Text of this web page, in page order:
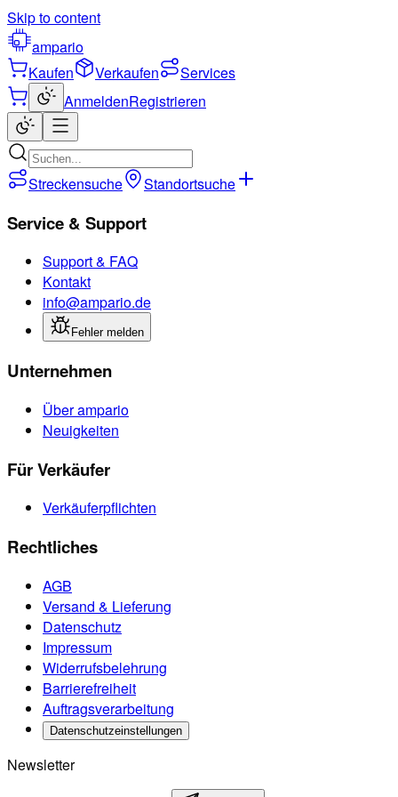
Skip to content
ampario
Kaufen
Verkaufen
Services
AnmeldenRegistrieren
Streckensuche Standortsuche
Service & Support
Support & FAQ
Kontakt
info@ampario.de
Fehler melden
Unternehmen
Über ampario
Neuigkeiten
Für Verkäufer
Verkäuferpflichten
Rechtliches
AGB
Versand & Lieferung
Datenschutz
Impressum
Widerrufsbelehrung
Barrierefreiheit
Auftragsverarbeitung
Datenschutzeinstellungen
Newsletter